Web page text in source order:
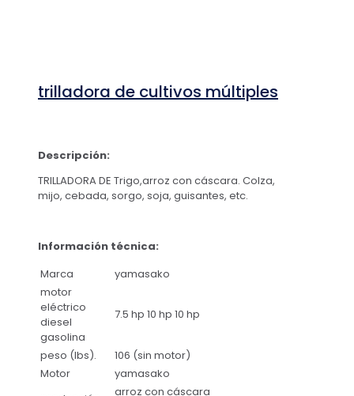
trilladora de cultivos múltiples
Descripción:
TRILLADORA DE Trigo,arroz con cáscara. Colza,
mijo, cebada, sorgo, soja, guisantes, etc.
Información técnica:
Marca
yamasako
motor
eléctrico
diesel
gasolina
7.5 hp 10 hp 10 hp
peso (lbs).
106 (sin motor)
Motor
yamasako
arroz con cáscara